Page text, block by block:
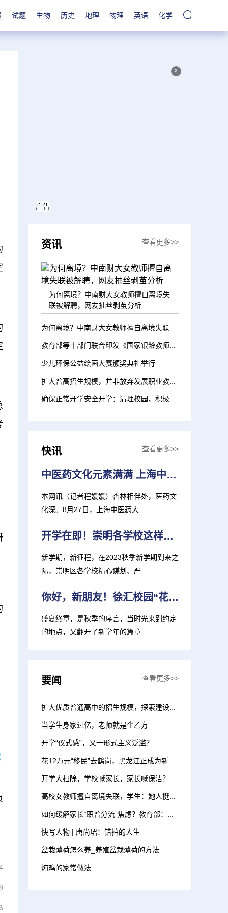
试题 生物 历史 地理 物理 英语 化学
x
广告
资讯 查看更多>>
为何离境？中南财大女教师擅自离境失
联被解聘，网友抽丝剥茧分析
为何离境？中南财大女教师擅自离境失联被解聘，网友抽丝剥茧分析
教育部等十部门联合印发《国家银龄教师行动计划》 搭建老有所为平台 助力教育强国建设
少儿环保公益绘画大赛颁奖典礼举行
扩大普高招生规模，并非放弃发展职业教育 | 新京报快评
确保正常开学安全开学：清理校园、积极备课、借址办学，受灾地区全力做好准备
快讯 查看更多>>
中医药文化元素满满 上海中医大推出新生大礼包
本网讯（记者程媛媛）杏林相伴处，医药文
化深。8月27日，上海中医药大
开学在即！崇明各学校这样准备迎接新学期
新学期，新征程，在2023秋季新学期到来之
际，崇明区各学校精心谋划、严
你好，新朋友！徐汇校园“花式”迎新 打造“独家记忆”
盛夏终章，是秋季的序言，当时光来到约定
的地点，又翻开了新学年的篇章
要闻 查看更多>>
扩大优质普通高中的招生规模，探索建设综合高中，推动普职融通
当学生身家过亿，老师就是个乙方
开学“仪式感”，又一形式主义泛滥？
花12万元“移民”去鹤岗，黑龙江正成为新的高考洼地
开学大扫除，学校喊家长，家长喊保洁？
高校女教师擅自离境失联，学生：她人挺好，曾说想去俄罗斯
如何缓解家长“职普分流”焦虑？教育部：新建优质普通高中 增加招生计划
快写人物 | 唐尚珺：错拍的人生
盆栽薄荷怎么养_养殖盆栽薄荷的方法
炖鸡的家常做法